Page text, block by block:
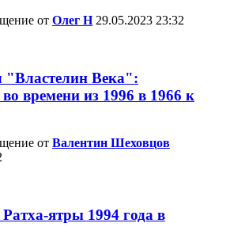
от Олег Н29.05.2023 23:32
"Властелин Века":
времени из 1996 в 1966 к
от Валентин Шеховцов
ятры 1994 года в